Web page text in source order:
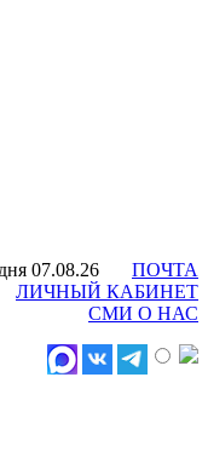
07.08.26
ПОЧТА
ЛИЧНЫЙ КАБИНЕТ
СМИ О НАС